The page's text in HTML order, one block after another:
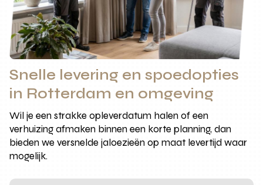
Snelle levering en spoedopties
in Rotterdam en omgeving
Wil je een strakke opleverdatum halen of een
verhuizing afmaken binnen een korte planning, dan
bieden we versnelde jaloezieën op maat levertijd waar
mogelijk.